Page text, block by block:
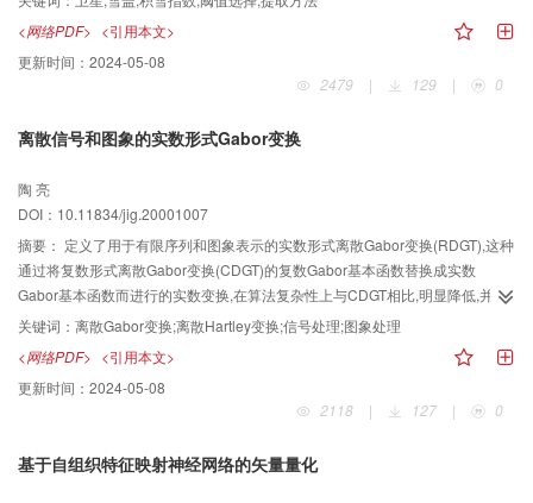
<网络PDF> <引用本文>
更新时间： 2024-05-08
2479
| 129 | 0
离散信号和图象的实数形式Gabor变换
陶 亮
DOI：10.11834/jig.20001007
摘要： 定义了用于有限序列和图象表示的实数形式离散Gabor变换(RDGT),这种
通过将复数形式离散Gabor变换(CDGT)的复数Gabor基本函数替换成实数
Gabor基本函数而进行的实数变换,在算法复杂性上与CDGT相比,明显降低,并且
由于RDGT与离散Hartley变换(DHT)有着相似的形式,从而使得RDGT能够利用快
速的DHT加速变换.另外,RDGT系数与CDGT系数的实部和虚部之间有着非常简
单的加减关系,因此不仅可以很容易地从RDGT系数中计算出CDGT系数,而且
RDGT还具有与CDGT同样的
关键词： 离散Gabor变换;离散Hartley变换;信号处理;图象处理
<网络PDF> <引用本文>
更新时间： 2024-05-08
2118
| 127 | 0
基于自组织特征映射神经网络的矢量量化